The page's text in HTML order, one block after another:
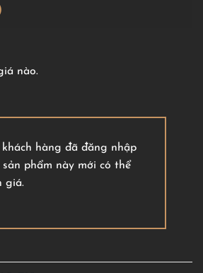
nào.
hàng đã đăng nhập
phẩm này mới có thể
giá.